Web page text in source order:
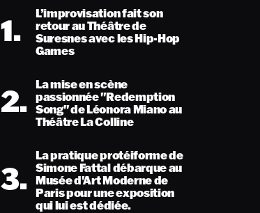
1.
L’improvisation fait son
retour au Théâtre de
Suresnes avec les Hip-Hop
Games
2. La mise en scène
passionnée "Redemption
Song" de Léonora Miano au
Théâtre La Colline
3.
La pratique protéiforme de
Simone Fattal débarque au
Musée d'Art Moderne de
Paris pour une exposition
qui lui est dédiée.